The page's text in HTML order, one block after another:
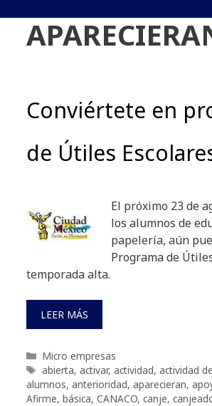
Conviértete en
de Útiles
El próximo 23 de
los alumnos de
papelería, aún
Programa de
temporada alta.
LEER MÁS
Categorías
Micro empresas
Etiquetas
abierta, activar, actividad, actividad
alumnos, anterioridad, aparecieran,
Afirme, básica, CANACO, canje,